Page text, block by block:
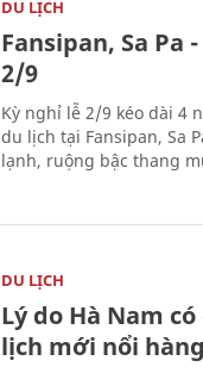
DU LỊCH
Fansipan, Sa
2/9
Kỳ nghỉ lễ 2/9 kéo dài 4
du lịch tại Fansipan, Sa
lạnh, ruộng bậc thang
DU LỊCH
Lý do Hà Nam
lịch mới nổi